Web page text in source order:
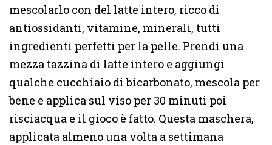
mescolarlo con del latte intero, ricco di
antiossidanti, vitamine, minerali, tutti
ingredienti perfetti per la pelle. Prendi una
mezza tazzina di latte intero e aggiungi
qualche cucchiaio di bicarbonato, mescola per
bene e applica sul viso per 30 minuti poi
risciacqua e il gioco è fatto. Questa maschera,
applicata almeno una volta a settimana